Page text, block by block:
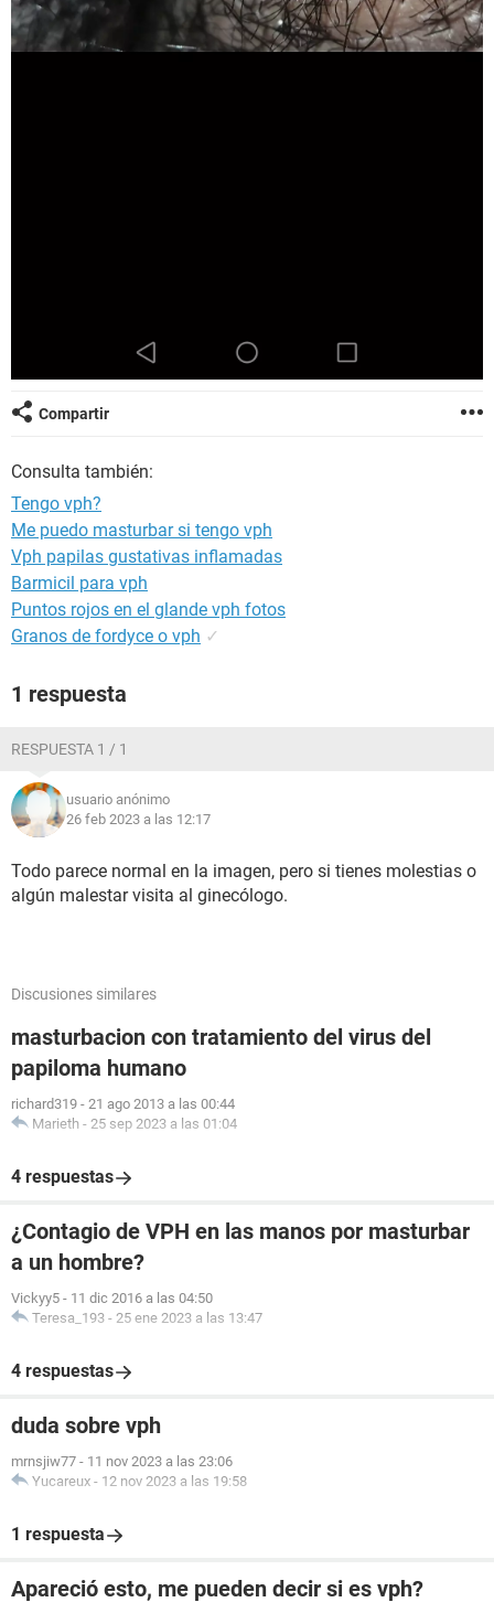
Compartir
Consulta también:
Tengo vph?
Me puedo masturbar si tengo vph
Vph papilas gustativas inflamadas
Barmicil para vph
Puntos rojos en el glande vph fotos
Granos de fordyce o vph ✓
1 respuesta
RESPUESTA 1 / 1
usuario anónimo
26 feb 2023 a las 12:17
Todo parece normal en la imagen, pero si tienes molestias o
algún malestar visita al ginecólogo.
Discusiones similares
masturbacion con tratamiento del virus del
papiloma humano
richard319 - 21 ago 2013 a las 00:44
Marieth - 25 sep 2023 a las 01:04
4 respuestas
¿Contagio de VPH en las manos por masturbar
a un hombre?
Vickyy5 - 11 dic 2016 a las 04:50
Teresa_193 - 25 ene 2023 a las 13:47
4 respuestas
duda sobre vph
mrnsjiw77 - 11 nov 2023 a las 23:06
Yucareux - 12 nov 2023 a las 19:58
1 respuesta
Apareció esto, me pueden decir si es vph?